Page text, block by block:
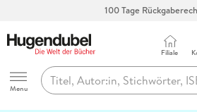
100 Tage
Hugendubel
Menu
Filiale